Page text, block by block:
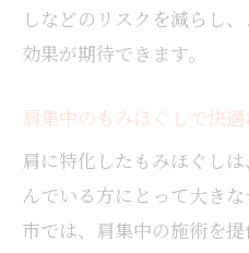
しなどのリスクを減らし
効果が期待できます。
肩集中のもみほぐしで快
肩に特化したもみほぐし
んでいる方にとって大き
市では、肩集中の施術を